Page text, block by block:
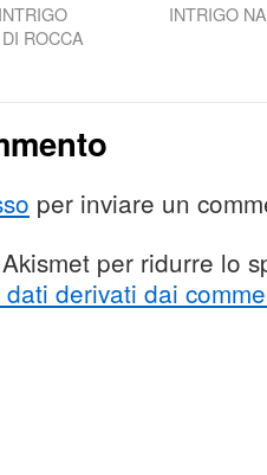
ROCCA
INTRIGO
per inviare un
per ridurre lo
derivati dai